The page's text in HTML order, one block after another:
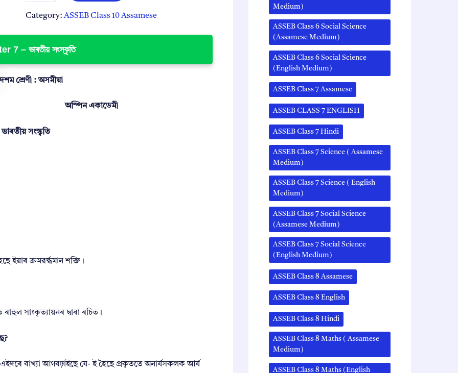
9
9
0
s
1
0
s
s
e
)
o
o
Category:ASSEB Class 10 Assamese
7 – ভাৰতীয় সংস্কৃতি
শ্ৰেণী : অসমীয়া
অস্পিন একাডেমী
ভাৰতীয় সংস্কৃতি
ইয়াৰ ক্ৰমৱৰ্দ্ধমান শক্তি।
ৰাহুল সাংকৃত্যায়নৰ দ্বাৰা ৰচিত।
এইদৰে বাখ্যা আগবঢ়াইছে যে- ই হৈছে প্ৰকৃততে অনাৰ্যসকলক আৰ্য
Medium)
ASSEB Class 6 Social Science
(Assamese Medium)
ASSEB Class 6 Social Science
(English Medium)
ASSEB Class 7 Assamese
ASSEB CLASS 7 ENGLISH
ASSEB Class 7 Hindi
ASSEB Class 7 Science ( Assamese
Medium)
ASSEB Class 7 Science ( English
Medium)
ASSEB Class 7 Social Science
(Assamese Medium)
ASSEB Class 7 Social Science
(English Medium)
ASSEB Class 8 Assamese
ASSEB Class 8 English
ASSEB Class 8 Hindi
ASSEB Class 8 Maths ( Assamese
Medium)
ASSEB Class 8 Maths (English